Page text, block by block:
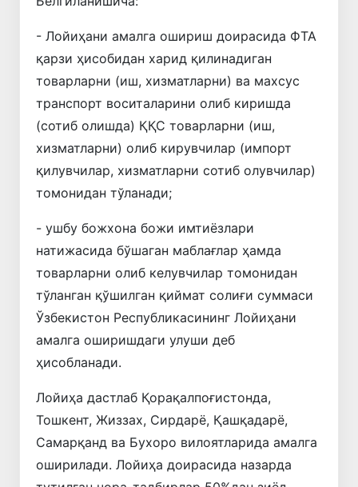
- Лойиҳани амалга ошириш доирасида ФТА
қарзи ҳисобидан харид қилинадиган
товарларни (иш, хизматларни) ва махсус
транспорт воситаларини олиб киришда
(сотиб олишда) ҚҚС товарларни (иш,
хизматларни) олиб кирувчилар (импорт
қилувчилар, хизматларни сотиб олувчилар)
томонидан тўланади;
- ушбу божхона божи имтиёзлари
натижасида бўшаган маблағлар ҳамда
товарларни олиб келувчилар томонидан
тўланган қўшилган қиймат солиғи суммаси
Ўзбекистон Республикасининг Лойиҳани
амалга оширишдаги улуши деб
ҳисобланади.
Лойиҳа дастлаб Қорақалпоғистонда,
Тошкент, Жиззах, Сирдарё, Қашқадарё,
Самарқанд ва Бухоро вилоятларида амалга
оширилади. Лойиҳа доирасида назарда